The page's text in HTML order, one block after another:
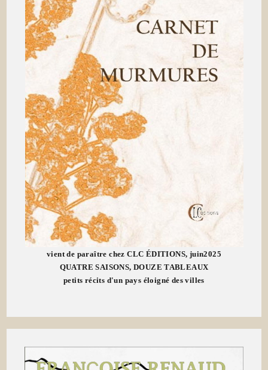
vient de paraître chez CLC ÉDITIONS, juin2025
QUATRE SAISONS, DOUZE TABLEAUX
petits récits d'un pays éloigné des villes